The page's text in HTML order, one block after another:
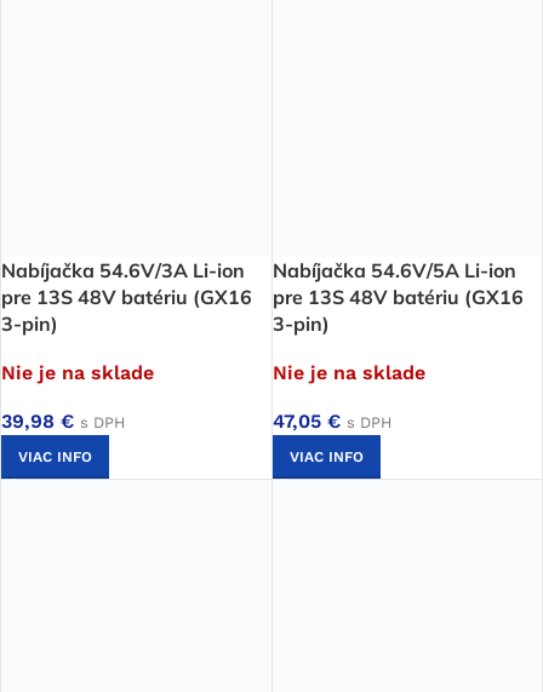
Nabíjačka 54.6V/3A Li-ion
pre 13S 48V batériu (GX16
3-pin)
Nie je na sklade
39,98 € s DPH
VIAC INFO
Nabíjačka 54.6V/5A Li-ion
pre 13S 48V batériu (GX16
3-pin)
Nie je na sklade
47,05 € s DPH
VIAC INFO